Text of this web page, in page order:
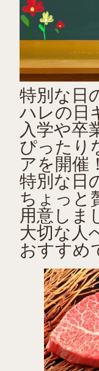
特別な日
ハレの日
入学や卒
ぴったり
アを開催！
特別な日
ちょっと
用意しま
大切な人
おすすめ